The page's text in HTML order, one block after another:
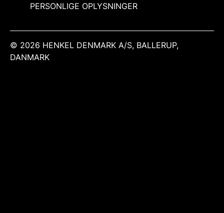
PERSONLIGE OPLYSNINGER
© 2026 HENKEL DENMARK A/S, BALLERUP,
DANMARK